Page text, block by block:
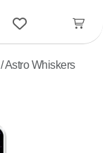
Astro Whiskers